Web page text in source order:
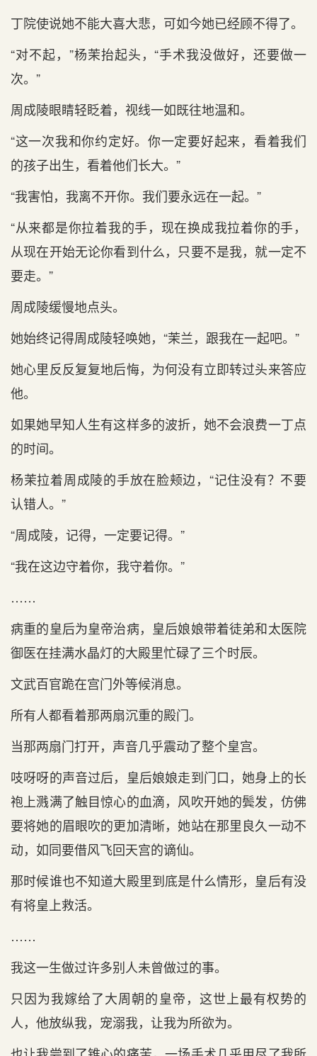
丁院使说她不能大喜大悲，可如今她已经顾不得了。
“对不起，”杨茉抬起头，“手术我没做好，还要做一
次。”
周成陵眼睛轻眨着，视线一如既往地温和。
“这一次我和你约定好。你一定要好起来，看着我们
的孩子出生，看着他们长大。”
“我害怕，我离不开你。我们要永远在一起。”
“从来都是你拉着我的手，现在换成我拉着你的手，
从现在开始无论你看到什么，只要不是我，就一定不
要走。”
周成陵缓慢地点头。
她始终记得周成陵轻唤她，“茉兰，跟我在一起吧。”
她心里反反复复地后悔，为何没有立即转过头来答应
他。
如果她早知人生有这样多的波折，她不会浪费一丁点
的时间。
杨茉拉着周成陵的手放在脸颊边，“记住没有？不要
认错人。”
“周成陵，记得，一定要记得。”
“我在这边守着你，我守着你。”
……
病重的皇后为皇帝治病，皇后娘娘带着徒弟和太医院
御医在挂满水晶灯的大殿里忙碌了三个时辰。
文武百官跪在宫门外等候消息。
所有人都看着那两扇沉重的殿门。
当那两扇门打开，声音几乎震动了整个皇宫。
吱呀呀的声音过后，皇后娘娘走到门口，她身上的长
袍上溅满了触目惊心的血滴，风吹开她的鬓发，仿佛
要将她的眉眼吹的更加清晰，她站在那里良久一动不
动，如同要借风飞回天宫的谪仙。
那时候谁也不知道大殿里到底是什么情形，皇后有没
有将皇上救活。
……
我这一生做过许多别人未曾做过的事。
只因为我嫁给了大周朝的皇帝，这世上最有权势的
人，他放纵我，宠溺我，让我为所欲为。